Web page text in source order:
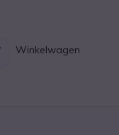
Winkelwagen